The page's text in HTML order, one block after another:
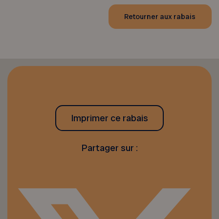
Retourner aux rabais
Imprimer ce rabais
Partager sur :